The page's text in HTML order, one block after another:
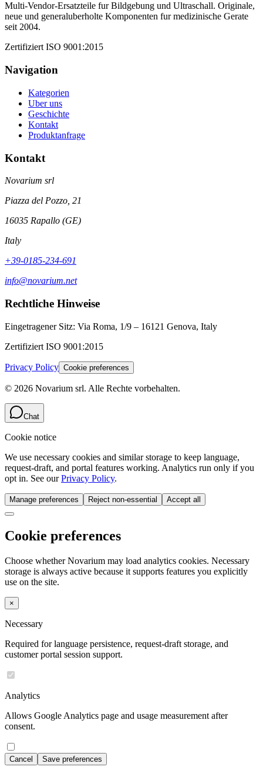
Multi-Vendor-Ersatzteile fur Bildgebung und Ultraschall. Originale,
neue und generaluberholte Komponenten fur medizinische Gerate
seit 2004.
Zertifiziert ISO 9001:2015
Navigation
Kategorien
Uber uns
Geschichte
Kontakt
Produktanfrage
Kontakt
Novarium srl
Piazza del Pozzo, 21
16035 Rapallo (GE)
Italy
+39-0185-234-691
info@novarium.net
Rechtliche Hinweise
Eingetragener Sitz: Via Roma, 1/9 – 16121 Genova, Italy
Zertifiziert ISO 9001:2015
Privacy Policy Cookie preferences
© 2026 Novarium srl. Alle Rechte vorbehalten.
Chat
Cookie notice
We use necessary cookies and similar storage to keep language,
request-draft, and portal features working. Analytics run only if you
opt in. See our Privacy Policy.
Manage preferences Reject non-essential Accept all
Cookie preferences
Choose whether Novarium may load analytics cookies. Necessary
storage is always active because it supports features you explicitly
use on the site.
×
Necessary
Required for language persistence, request-draft storage, and
customer portal session support.
Analytics
Allows Google Analytics page and usage measurement after
consent.
Cancel Save preferences